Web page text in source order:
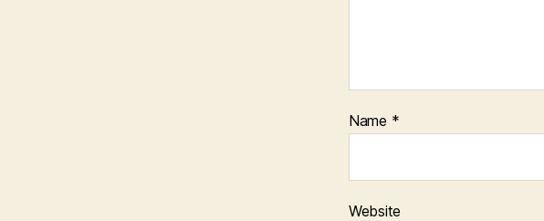
Name *
Website